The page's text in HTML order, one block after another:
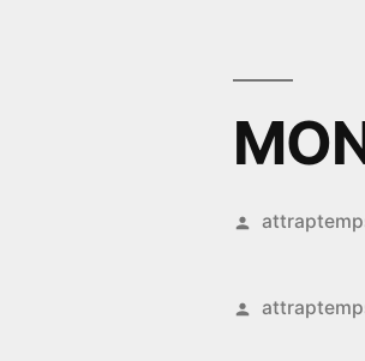
Publié
Publié